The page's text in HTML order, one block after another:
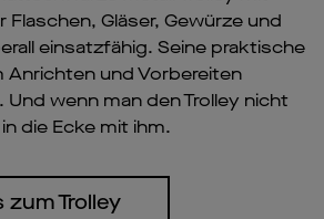
Gläser, Gewürze und
einsatzfähig. Seine praktische
Anrichten und Vorbereiten
wenn man den Trolley nicht
die Ecke mit ihm.
Trolley